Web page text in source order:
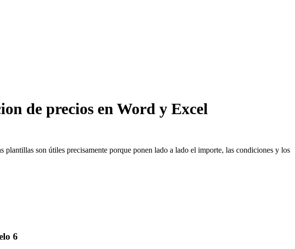
de precios en Word y Excel
son útiles precisamente porque ponen lado a lado el importe, las condiciones y los
6